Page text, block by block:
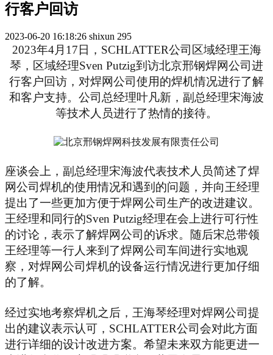
行客户回访
2023-06-20 16:18:26 shixun 295
2023年4月 17日， SCHLATTER公司区域经理王海
琴，区域经理Sven Putzig到访北京邢钢焊网公司进
行客户回访，对焊网公司使用的焊机情况进行了解
和客户支持。公司总经理叶凡新，副总经理宋海波
等技术人员进行了热情的接待。
座谈会上，副总经理宋海波代表技术人员简述了焊
网公司焊机的使用情况和遇到的问题，并向王经理
提出了一些更加方便于焊网公司生产的改进建议。
王经理和同行的Sven Putzig经理在会上进行可行性
的讨论，表示了解焊网公司的诉求。随后宋总带领
王经理等一行人来到了焊网公司车间进行实地观
察，对焊网公司焊机的设备运行情况进行更加仔细
的了解。
经过实地考察焊机之后，王海琴经理对焊网公司提
出的建议表示认可 ， SCHLATTER公司会对此方面
进行详细的设计改进方案。希望未来双方能更进一